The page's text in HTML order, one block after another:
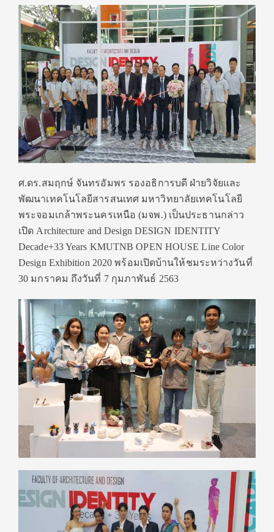
ศ.ดร.สมฤกษ์ จันทรอัมพร รองอธิการบดี ฝ่ายวิจัยและ
พัฒนาเทคโนโลยีสารสนเทศ มหาวิทยาลัยเทคโนโลยี
พระจอมเกล้าพระนครเหนือ (มจพ.) เป็นประธานกล่าว
เปิด Architecture and Design DESIGN IDENTITY
Decade+33 Years KMUTNB OPEN HOUSE Line Color
Design Exhibition 2020 พร้อมเปิดบ้านให้ชมระหว่างวันที่
30 มกราคม ถึงวันที่ 7 กุมภาพันธ์ 2563